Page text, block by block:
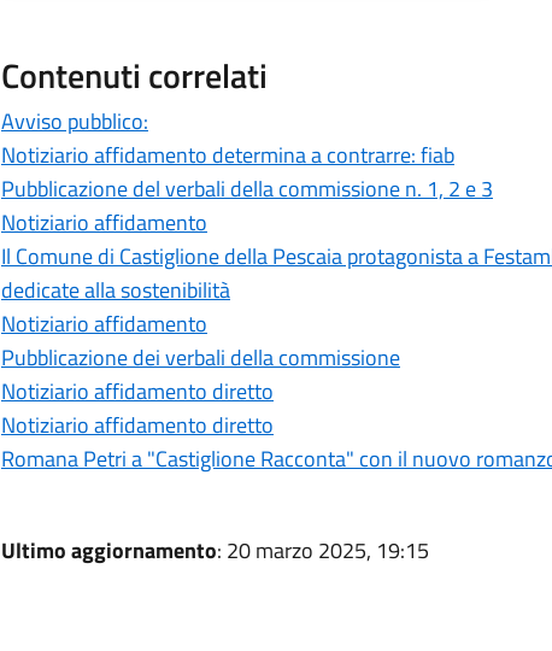
Contenuti correlati
Avviso pubblico:
Notiziario affidamento determina a contrarre: fiab
Pubblicazione del verbali della commissione n. 1, 2 e 3
Notiziario affidamento
Il Comune di Castiglione della Pescaia protagonista a
dedicate alla sostenibilità
Notiziario affidamento
Pubblicazione dei verbali della commissione
Notiziario affidamento diretto
Notiziario affidamento diretto
Romana Petri a "Castiglione Racconta" con il nuovo
Ultimo aggiornamento: 20 marzo 2025, 19:15